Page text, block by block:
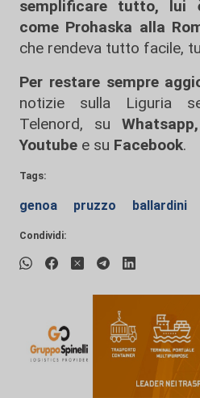
semplificare tutto, lui
come Prohaska alla
che rendeva tutto facile,
Per restare sempre
notizie sulla Liguria
Telenord, su
Whatsapp,
Youtube e su Facebook.
Tags:
genoa pruzzo ballardini
Condividi: